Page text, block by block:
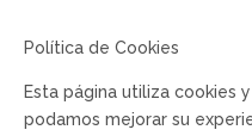
Política de Cookies
Esta página utiliza cookies
podamos mejorar su